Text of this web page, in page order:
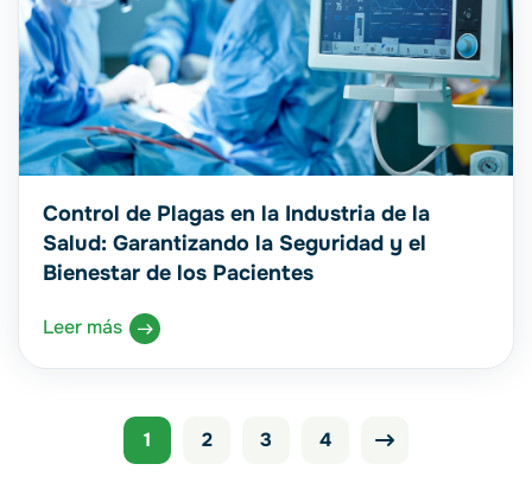
Control de Plagas en la Industria de la
Salud: Garantizando la Seguridad y el
Bienestar de los Pacientes
Leer más
1 2 3 4